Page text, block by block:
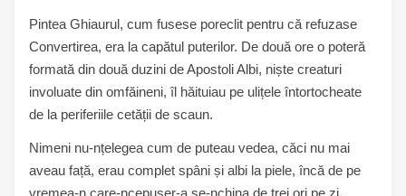
Pintea Ghiaurul, cum fusese poreclit pentru că refuzase
Convertirea, era la capătul puterilor. De două ore o poteră
formată din două duzini de Apostoli Albi, niște creaturi
involuate din omfăineni, îl hăituiau pe ulițele întortocheate
de la periferiile cetății de scaun.
Nimeni nu-nțelegea cum de puteau vedea, căci nu mai
aveau față, erau complet spâni și albi la piele, încă de pe
vremea-n care-ncepuser-a se-nchina de trei ori pe zi,